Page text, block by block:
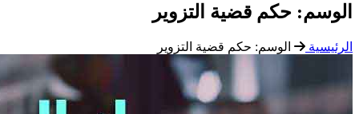
الوسم: حكم قضية التزوير
الرئيسية الوسم: حكم قضية التزوير